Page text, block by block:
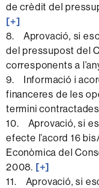
de crèdit del
[+]
8. Aprovació, si
del pressupost del
corresponents a
9. Informació i
financeres de les
termini
10. Aprovació, si
efecte l’acord 16
Econòmica del
2008. [+]
11. Aprovació, si